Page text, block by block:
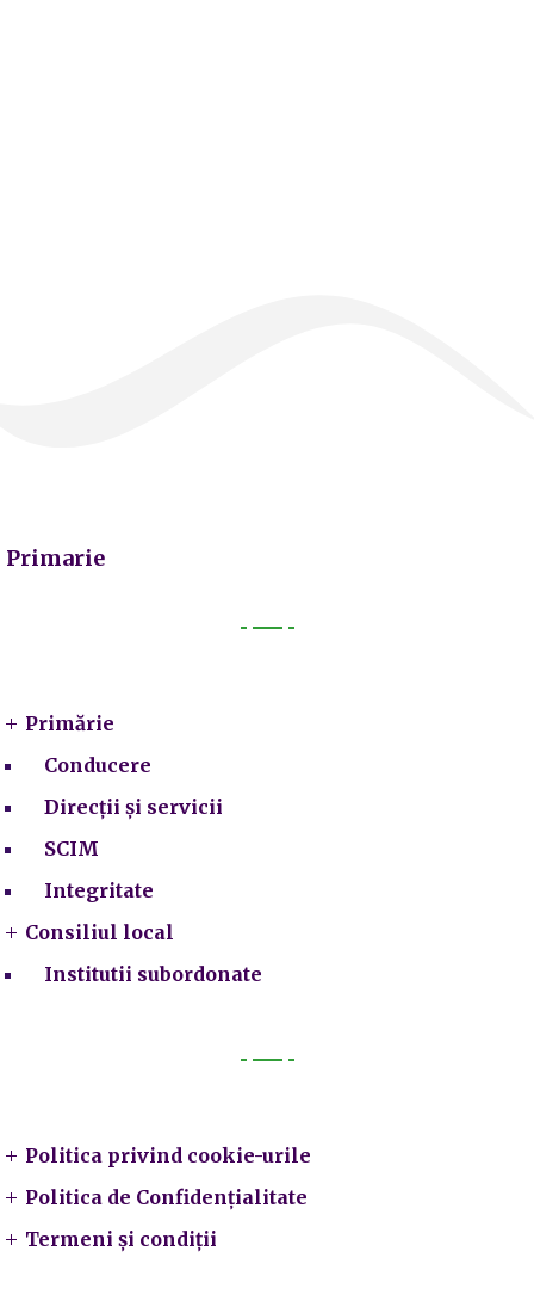
Primarie
Primărie
Conducere
Direcții și servicii
SCIM
Integritate
Consiliul local
Institutii subordonate
Politica privind cookie-urile
Politica de Confidențialitate
Termeni și condiții